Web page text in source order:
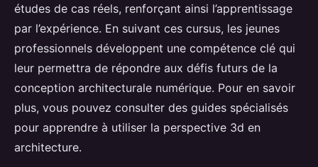
études de cas réels, renforçant ainsi l’apprentissage
par l’expérience. En suivant ces cursus, les jeunes
professionnels développent une compétence clé qui
leur permettra de répondre aux défis futurs de la
conception architecturale numérique. Pour en savoir
plus, vous pouvez consulter des guides spécialisés
pour apprendre à utiliser la perspective 3d en
architecture.